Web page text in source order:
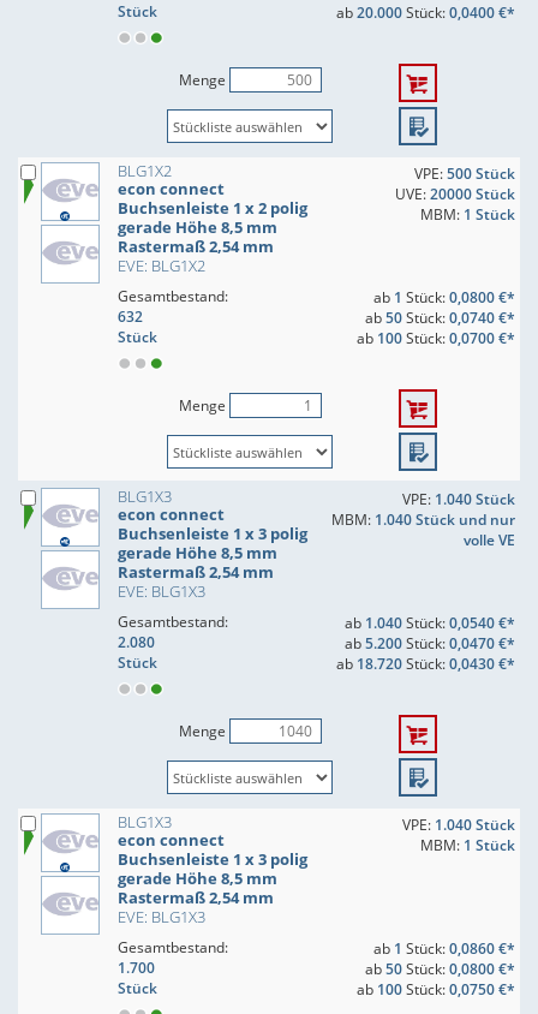
Stück
ab20.000Stück:0,0400 €*
Menge
BLG1X2
econ connect
Buchsenleiste 1 x 2 polig
gerade Höhe 8,5 mm
Rastermaß 2,54 mm
EVE: BLG1X2
VPE:500 Stück
UVE:20000 Stück
MBM: 1 Stück
Gesamtbestand:
632
Stück
ab 1 Stück:0,0800 €*
ab50Stück:0,0740 €*
ab 100Stück:0,0700 €*
Menge
BLG1X3
econ connect
Buchsenleiste 1 x 3 polig
gerade Höhe 8,5 mm
Rastermaß 2,54 mm
EVE: BLG1X3
VPE: 1.040 Stück
MBM: 1.040 Stück und nur
volle VE
Gesamtbestand:
2.080
Stück
ab 1.040Stück:0,0540 €*
ab5.200Stück:0,0470 €*
ab 18.720Stück:0,0430 €*
Menge
BLG1X3
econ connect
Buchsenleiste 1 x 3 polig
gerade Höhe 8,5 mm
Rastermaß 2,54 mm
EVE: BLG1X3
VPE: 1.040 Stück
MBM: 1 Stück
Gesamtbestand:
1.700
Stück
ab 1 Stück:0,0860 €*
ab50Stück:0,0800 €*
ab 100Stück:0,0750 €*